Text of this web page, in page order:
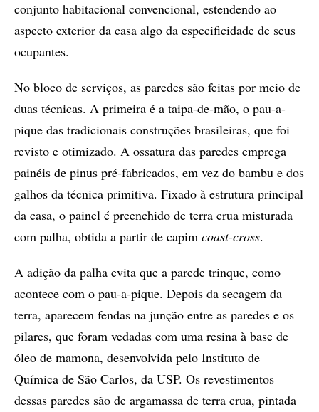
conjunto habitacional convencional, estendendo ao
aspecto exterior da casa algo da especificidade de seus
ocupantes.
No bloco de serviços, as paredes são feitas por meio de
duas técnicas. A primeira é a taipa-de-mão, o pau-a-
pique das tradicionais construções brasileiras, que foi
revisto e otimizado. A ossatura das paredes emprega
painéis de pinus pré-fabricados, em vez do bambu e dos
galhos da técnica primitiva. Fixado à estrutura principal
da casa, o painel é preenchido de terra crua misturada
com palha, obtida a partir de capim coast-cross.
A adição da palha evita que a parede trinque, como
acontece com o pau-a-pique. Depois da secagem da
terra, aparecem fendas na junção entre as paredes e os
pilares, que foram vedadas com uma resina à base de
óleo de mamona, desenvolvida pelo Instituto de
Química de São Carlos, da USP. Os revestimentos
dessas paredes são de argamassa de terra crua, pintada